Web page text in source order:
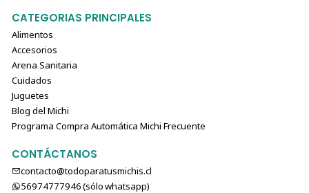
CATEGORIAS PRINCIPALES
Alimentos
Accesorios
Arena Sanitaria
Cuidados
Juguetes
Blog del Michi
Programa Compra Automática Michi Frecuente
CONTÁCTANOS
contacto@todoparatusmichis.cl
56974777946 (sólo⁣⁣⁣⁣⁣​​​​​​​​​​​​​​​ whatsapp)